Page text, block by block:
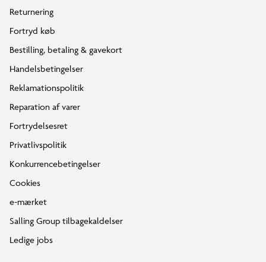
Returnering
Fortryd køb
Bestilling, betaling & gavekort
Handelsbetingelser
Reklamationspolitik
Reparation af varer
Fortrydelsesret
Privatlivspolitik
Konkurrencebetingelser
Cookies
e-mærket
Salling Group tilbagekaldelser
Ledige jobs